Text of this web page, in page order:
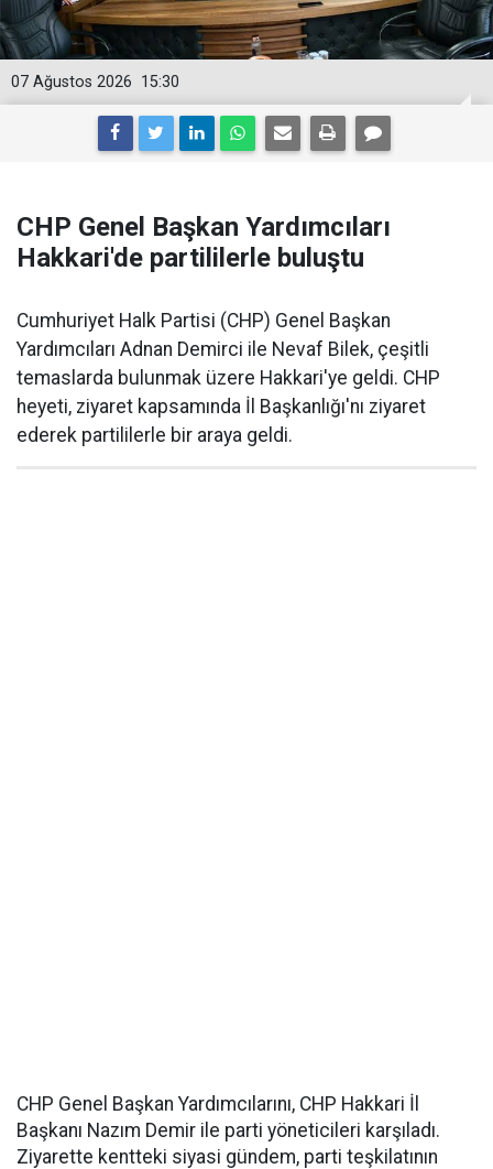
15:30
07 Ağustos 2026
CHP Genel Başkan Yardımcıları
Hakkari'de partililerle buluştu
Cumhuriyet Halk Partisi (CHP) Genel Başkan
Yardımcıları Adnan Demirci ile Nevaf Bilek, çeşitli
temaslarda bulunmak üzere Hakkari'ye geldi. CHP
heyeti, ziyaret kapsamında İl Başkanlığı'nı ziyaret
ederek partililerle bir araya geldi.
CHP Genel Başkan Yardımcılarını, CHP Hakkari İl
Başkanı Nazım Demir ile parti yöneticileri karşıladı.
Ziyarette kentteki siyasi gündem, parti teşkilatının